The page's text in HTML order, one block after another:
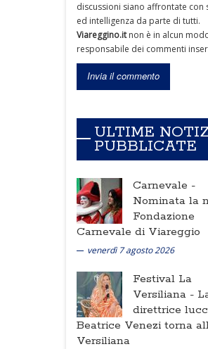
discussioni siano affrontate con
ed intelligenza da parte di tutti.
Viareggino.itnon è in alcun
responsabile dei commenti
ULTIME
PUBBLICATE
Carnevale -
Nominata la
Fondazione
Carnevale di Viareggio
venerdì 7 agosto 2026
Festival La
Versiliana -
direttrice
Beatrice Venezi torna
Versiliana